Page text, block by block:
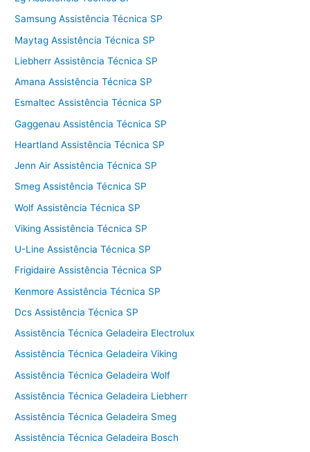
Samsung Assistência Técnica SP
Maytag Assistência Técnica SP
Liebherr Assistência Técnica SP
Amana Assistência Técnica SP
Esmaltec Assistência Técnica SP
Gaggenau Assistência Técnica SP
Heartland Assistência Técnica SP
Jenn Air Assistência Técnica SP
Smeg Assistência Técnica SP
Wolf Assistência Técnica SP
Viking Assistência Técnica SP
U-Line Assistência Técnica SP
Frigidaire Assistência Técnica SP
Kenmore Assistência Técnica SP
Dcs Assistência Técnica SP
Assistência Técnica Geladeira Electrolux
Assistência Técnica Geladeira Viking
Assistência Técnica Geladeira Wolf
Assistência Técnica Geladeira Liebherr
Assistência Técnica Geladeira Smeg
Assistência Técnica Geladeira Bosch